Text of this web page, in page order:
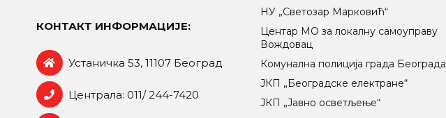
КОНТАКТ ИНФОРМАЦИЈЕ:
Устаничка 53, 11107 Београд
Централа: 011/ 244-7420
НУ „Светозар Марковић“
Центар МO за локалну самоуправу
Вождовац
Комунална полиција града Београда
ЈКП „Београдске електране“
ЈКП „Јавно осветљење“